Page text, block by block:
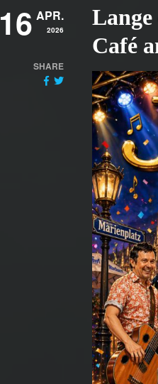
16 APR.
2026
SHARE
Café